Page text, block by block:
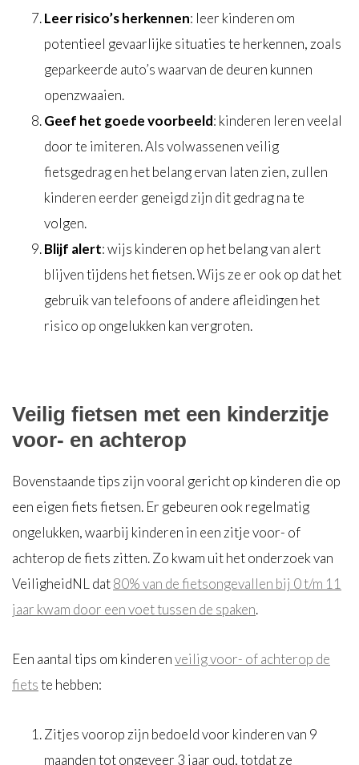
Leer risico’s herkennen: leer kinderen om
potentieel gevaarlijke situaties te herkennen, zoals
geparkeerde auto’s waarvan de deuren kunnen
openzwaaien.
Geef het goede voorbeeld: kinderen leren veelal
door te imiteren. Als volwassenen veilig
fietsgedrag en het belang ervan laten zien, zullen
kinderen eerder geneigd zijn dit gedrag na te
volgen.
Blijf alert: wijs kinderen op het belang van alert
blijven tijdens het fietsen. Wijs ze er ook op dat het
gebruik van telefoons of andere afleidingen het
risico op ongelukken kan vergroten.
Veilig fietsen met een kinderzitje
voor- en achterop
Bovenstaande tips zijn vooral gericht op kinderen die op
een eigen fiets fietsen. Er gebeuren ook regelmatig
ongelukken, waarbij kinderen in een zitje voor- of
achterop de fiets zitten. Zo kwam uit het onderzoek van
VeiligheidNL dat80% van de fietsongevallen bij 0 t/m 11
jaar kwam door een voet tussen de spaken.
Een aantal tips om kinderenveilig voor- of achterop de
fietste hebben:
Zitjes voorop zijn bedoeld voor kinderen van 9
maanden tot ongeveer 3 jaar oud, totdat ze